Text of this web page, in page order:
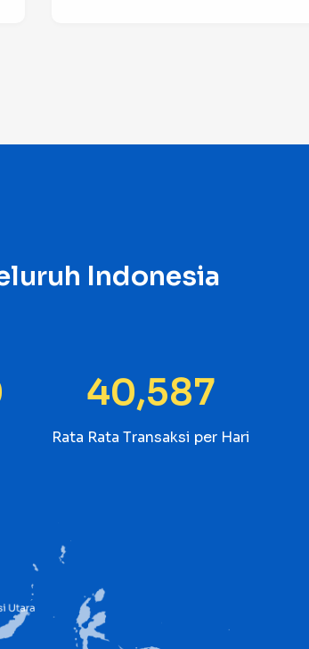
Indonesia
43,163
Rata Rata Transaksi per Hari